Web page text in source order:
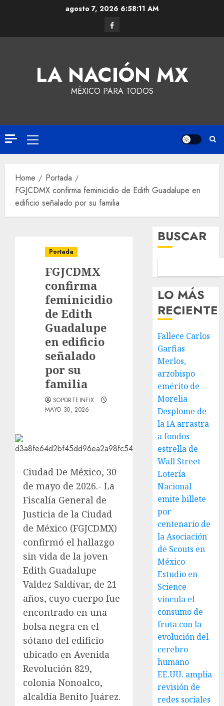
agosto 7, 2026 6:58:12 AM
LA NACIÓN MX
MÉXICO PARA TODOS
Home
Portada
FGJCDMX confirma feminicidio de Edith Guadalupe en
edificio señalado por su familia
Portada
FGJCDMX
confirma
feminicidio
de Edith
Guadalupe
en edificio
señalado
por su
familia
SOPORTEINFIX
MAYO 30, 2026
Ciudad De México, 30
de mayo de 2026.- La
Fiscalía General de
Justicia de la Ciudad
de México (FGJCDMX)
confirmó el hallazgo
sin vida de la joven
Edith Guadalupe
Valdez Saldívar, de 21
años, cuyo cuerpo fue
encontrado en una
bolsa negra en el
sótano del edificio
ubicado en Avenida
Revolución 829,
colonia Nonoalco,
alcaldía Benito Juárez.
BUSCAR
LO MÁS
RECIENTE
Fallece Carlos
Garfias
Merlos,
arzobispo
emérito de
Morelia
Desplome de
la IA arrastra
a fondos
estrella de
Wall Street
Lotería
Nacional
emite billete
por
centenario de
la Asociación
de Scouts en
México
Estudio en
Science
vincula el
consumo de
fruta con la
evolución del
cerebro
humano
EE.UU. amplía
revisión de
redes sociales